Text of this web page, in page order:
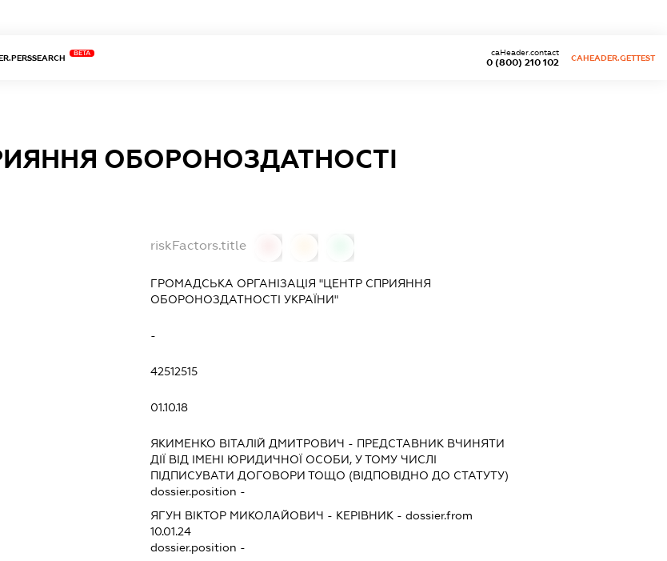
BETA
0 (800) 210 102
caHeader.contact
CAHEADER.GETTEST
ОБОРОНОЗДАТНОСТІ
riskFactors.title
ГРОМАДСЬКА ОРГАНІЗАЦІЯ "ЦЕНТР СПРИЯННЯ
ОБОРОНОЗДАТНОСТІ УКРАЇНИ"
-
42512515
01.10.18
ЯКИМЕНКО ВІТАЛІЙ ДМИТРОВИЧ - ПРЕДСТАВНИК ВЧИНЯТИ
ДІЇ ВІД ІМЕНІ ЮРИДИЧНОЇ ОСОБИ, У ТОМУ ЧИСЛІ
ПІДПИСУВАТИ ДОГОВОРИ ТОЩО (ВІДПОВІДНО ДО СТАТУТУ)
dossier.position -
ЯГУН ВІКТОР МИКОЛАЙОВИЧ - КЕРІВНИК - dossier.from
10.01.24
dossier.position -